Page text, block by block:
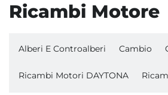
Ricambi Motore
Alberi E Controalberi Cambio
Ricambi Motori DAYTONA